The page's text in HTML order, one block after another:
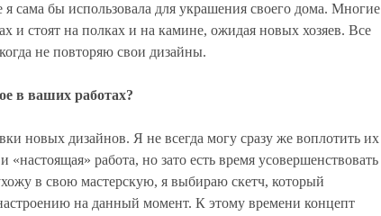
сама бы использовала для украшения своего дома. Многие
и стоят на полках и на камине, ожидая новых хозяев. Все
не повторяю свои дизайны.
в ваших работах?
новых дизайнов. Я не всегда могу сразу же воплотить их
«настоящая» работа, но зато есть время усовершенствовать
в свою мастерскую, я выбираю скетч, который
на данный момент. К этому времени концепт